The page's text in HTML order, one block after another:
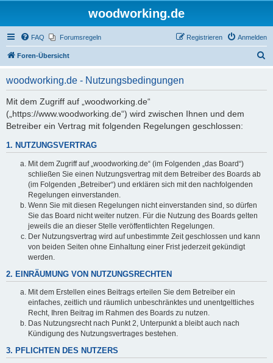
woodworking.de
FAQ Forumsregeln Anmelden
Registrieren
Foren-Übersicht
woodworking.de - Nutzungsbedingungen
Mit dem Zugriff auf „woodworking.de“
(„https://www.woodworking.de“) wird zwischen Ihnen und dem
Betreiber ein Vertrag mit folgenden Regelungen geschlossen:
1. NUTZUNGSVERTRAG
Mit dem Zugriff auf „woodworking.de“ (im Folgenden „das Board“)
schließen Sie einen Nutzungsvertrag mit dem Betreiber des Boards ab
(im Folgenden „Betreiber“) und erklären sich mit den nachfolgenden
Regelungen einverstanden.
Wenn Sie mit diesen Regelungen nicht einverstanden sind, so dürfen
Sie das Board nicht weiter nutzen. Für die Nutzung des Boards gelten
jeweils die an dieser Stelle veröffentlichten Regelungen.
Der Nutzungsvertrag wird auf unbestimmte Zeit geschlossen und kann
von beiden Seiten ohne Einhaltung einer Frist jederzeit gekündigt
werden.
2. EINRÄUMUNG VON NUTZUNGSRECHTEN
Mit dem Erstellen eines Beitrags erteilen Sie dem Betreiber ein
einfaches, zeitlich und räumlich unbeschränktes und unentgeltliches
Recht, Ihren Beitrag im Rahmen des Boards zu nutzen.
Das Nutzungsrecht nach Punkt 2, Unterpunkt a bleibt auch nach
Kündigung des Nutzungsvertrages bestehen.
3. PFLICHTEN DES NUTZERS